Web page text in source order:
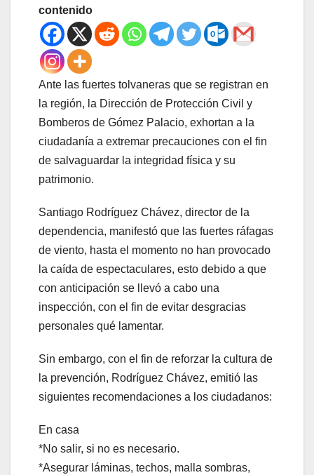
contenido
Ante las fuertes tolvaneras que se registran en
la región, la Dirección de Protección Civil y
Bomberos de Gómez Palacio, exhortan a la
ciudadanía a extremar precauciones con el fin
de salvaguardar la integridad física y su
patrimonio.
Santiago Rodríguez Chávez, director de la
dependencia, manifestó que las fuertes ráfagas
de viento, hasta el momento no han provocado
la caída de espectaculares, esto debido a que
con anticipación se llevó a cabo una
inspección, con el fin de evitar desgracias
personales qué lamentar.
Sin embargo, con el fin de reforzar la cultura de
la prevención, Rodríguez Chávez, emitió las
siguientes recomendaciones a los ciudadanos:
En casa
*No salir, si no es necesario.
*Asegurar láminas, techos, malla sombras,